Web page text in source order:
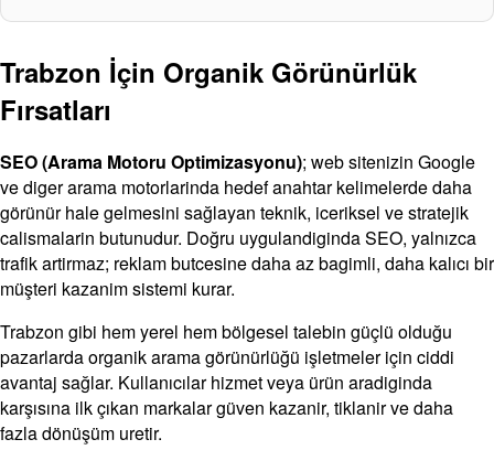
Trabzon İçin Organik Görünürlük
Fırsatları
SEO (Arama Motoru Optimizasyonu); web sitenizin Google
ve diger arama motorlarinda hedef anahtar kelimelerde daha
görünür hale gelmesini sağlayan teknik, iceriksel ve stratejik
calismalarin butunudur. Doğru uygulandiginda SEO, yalnızca
trafik artirmaz; reklam butcesine daha az bagimli, daha kalıcı bir
müşteri kazanim sistemi kurar.
Trabzon gibi hem yerel hem bölgesel talebin güçlü olduğu
pazarlarda organik arama görünürlüğü işletmeler için ciddi
avantaj sağlar. Kullanıcılar hizmet veya ürün aradiginda
karşısına ilk çıkan markalar güven kazanir, tiklanir ve daha
fazla dönüşüm uretir.